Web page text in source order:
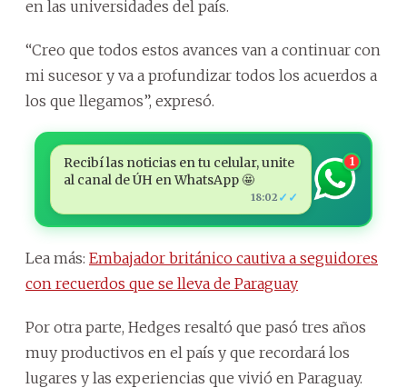
en las universidades del país.
“Creo que todos estos avances van a continuar con
mi sucesor y va a profundizar todos los acuerdos a
los que llegamos”, expresó.
Recibí las noticias en tu celular, unite
al canal de ÚH en WhatsApp 🤩
18:02 ✓✓
1
Lea más: Embajador británico cautiva a seguidores
con recuerdos que se lleva de Paraguay
Por otra parte, Hedges resaltó que pasó tres años
muy productivos en el país y que recordará los
lugares y las experiencias que vivió en Paraguay.